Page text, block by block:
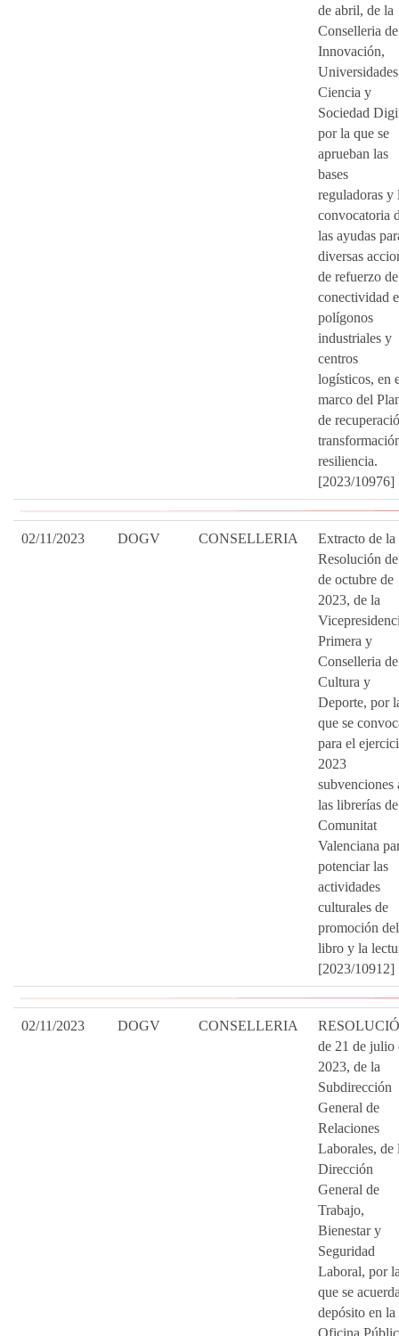
de abril, de la
Conselleria de
Innovación,
Ciencia y
Sociedad
por la que se
aprueban las
bases
reguladoras y
convocatoria
las ayudas
diversas
de refuerzo
conectividad
polígonos
industriales y
centros
logísticos, en
marco del
de
resiliencia.
[2023/10976]
02/11/2023 DOGV CONSELLERIA
Extracto de la
Resolución
de octubre de
2023, de la
Primera y
Conselleria de
Cultura y
Deporte, por
que se
para el
2023
subvenciones
las librerías
Comunitat
Valenciana
potenciar las
actividades
culturales de
promoción del
libro y la
[2023/10912]
02/11/2023 DOGV CONSELLERIA
de 21 de julio
2023, de la
Subdirección
General de
Relaciones
Laborales, de
Dirección
General de
Trabajo,
Bienestar y
Seguridad
Laboral, por
que se
depósito en la
Oficina